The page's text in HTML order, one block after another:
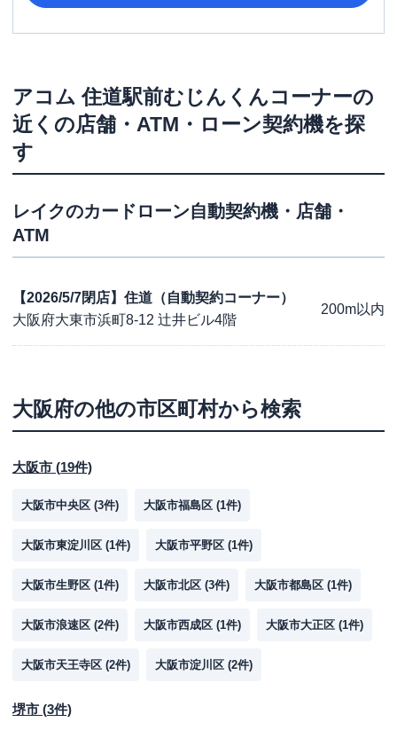
アコム 住道駅前むじんくんコーナーの
近くの店舗・ATM・ローン契約機を探
す
レイクのカードローン自動契約機・店舗・
ATM
【2026/5/7閉店】住道（自動契約コーナー）
大阪府大東市浜町8-12 辻井ビル4階
200m以内
大阪府の他の市区町村から検索
大阪市 (19件)
大阪市中央区 (3件) 大阪市福島区 (1件)
大阪市東淀川区 (1件) 大阪市平野区 (1件)
大阪市生野区 (1件) 大阪市北区 (3件) 大阪市都島区 (1件)
大阪市浪速区 (2件) 大阪市西成区 (1件) 大阪市大正区 (1件)
大阪市天王寺区 (2件) 大阪市淀川区 (2件)
堺市 (3件)